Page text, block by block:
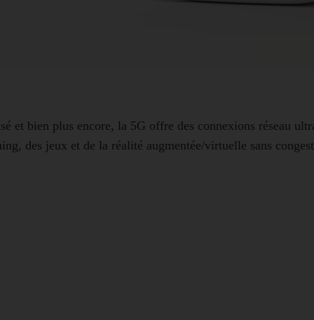
bien plus encore, la 5G offre des connexions réseau
des jeux et de la réalité augmentée/virtuelle sans